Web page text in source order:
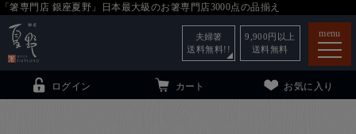
「箸専門店 銀座夏野」日本最大級のお箸専門店3000点の品揃え
menu
ログイン カート お気に入り
夫婦箸
送料無料!!
9,900 円以上
送料無料